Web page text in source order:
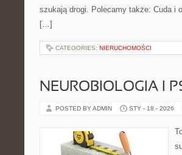
szukają drogi. Polecamy także: Cuda i
[…]
CATEGORIES: NIERUCHOMOŚCI
NEUROBIOLOGIA I
POSTED BY ADMIN STY - 18 - 2026